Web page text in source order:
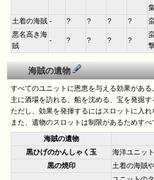
土着の海賊 - ? ? ? ?
悪名高き海
賊
- ? ? ? ?
海賊の遺物
すべてのユニットに恩恵を与える効果がある
主に酒場を訪れる、船を沈める、宝を発掘す
ただし、効果を発揮するにはスロットに入れ
また、遺物のスロットは制限があるためすべ
海賊の遺物
黒ひげのかんしゃく玉
海洋ユニッ
黒の焼印
土着の海賊